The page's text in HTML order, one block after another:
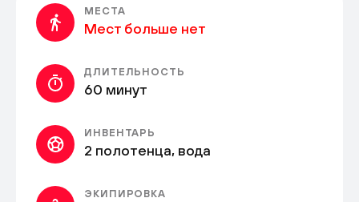
МЕСТА
Мест больше нет
ДЛИТЕЛЬНОСТЬ
60 минут
ИНВЕНТАРЬ
2 полотенца, вода
ЭКИПИРОВКА